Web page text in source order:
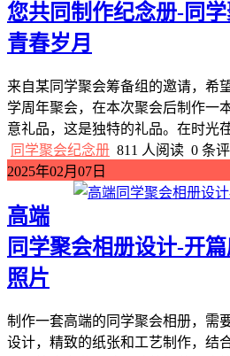
您共同制作纪念册-同
青春岁月
来自某同学聚会筹备组的邀请，希
学周年聚会，在本次聚会后制作一
意礼品，这是独特的礼品。在时光
同学聚会纪念册 811 人阅读 0 条
2025年02月07日
高端
同学聚会相册设计-开
照片
制作一套高端的同学聚会相册，需
设计，精致的纸张和工艺制作，结